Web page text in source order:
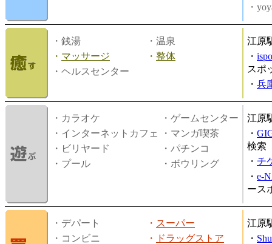
・
・銭湯
・温泉
・ マッサージ ・ 整体
・ヘルスセンター
江原
・
スポ
・ 兵
・カラオケ
・ゲームセンター
・インターネットカフェ
・マンガ喫茶
・ビリヤード
・パチンコ
・プール
・ボウリング
江原
・
検索
・ チ
・ e-
ース
・デパート ・ スーパー
・コンビニ
・
ドラッグストア
江原
・